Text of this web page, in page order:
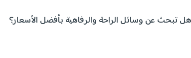
تبحث عن وسائل الراحة والرفاهية بأفضل الأسعار؟